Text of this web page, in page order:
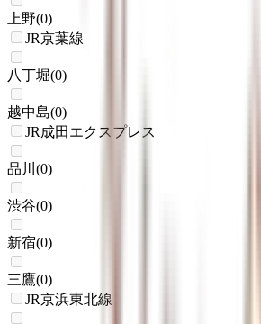
上野(0)
JR京葉線
八丁堀(0)
越中島(0)
JR成田エクスプレス
品川 (0)
渋谷(0)
新宿(0)
三鷹(0)
JR京浜東北線